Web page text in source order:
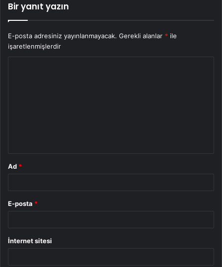
Bir yanıt yazın
E-posta adresiniz yayınlanmayacak. Gerekli alanlar * ile
işaretlenmişlerdir
Ad *
E-posta *
İnternet sitesi